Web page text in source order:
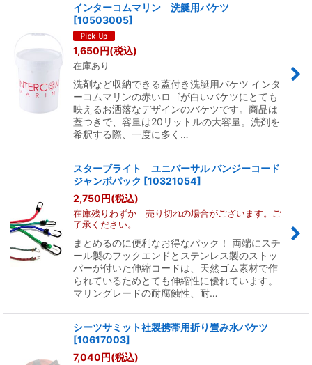
インターコムマリン 洗艇用バケツ
[10503005]
1,650円(税込)
在庫あり
洗剤など収納できる蓋付き洗艇用バケツ インタ
ーコムマリンの赤いロゴが白いバケツにとても
映えるお洒落なデザインのバケツです。商品は
蓋つきで、容量は20リットルの大容量。洗剤を
希釈する際、一度に多く…
スターブライト ユニバーサル バンジーコード
ジャンボパック [10321054]
2,750円(税込)
在庫残りわずか 売り切れの場合がございます。ご
了承ください。
まとめるのに便利なお得なパック！ 両端にスチ
ール製のフックエンドとステンレス製のストッ
パーが付いた伸縮コードは、天然ゴム素材で作
られているためとても伸縮性に優れています。
マリングレードの耐腐蝕性、耐…
シーツサミット社製携帯用折り畳み水バケツ
[10617003]
7,040円(税込)